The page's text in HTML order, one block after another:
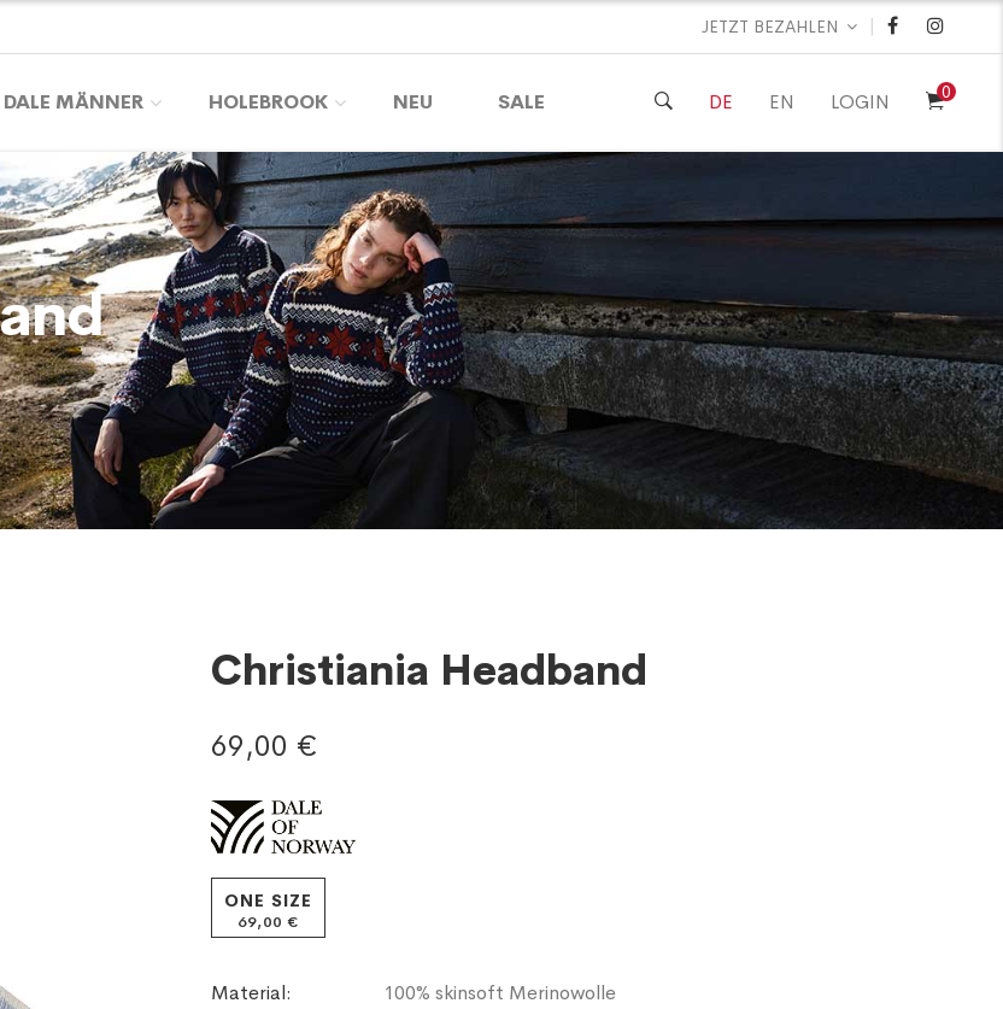
JETZT BEZAHLEN |
DALE MÄNNER HOLEBROOK NEU SALE DE EN LOGIN 0
Christiania Headband
69,00 €
ONE SIZE
69,00 €
Material: 100% skinsoft Merinowolle